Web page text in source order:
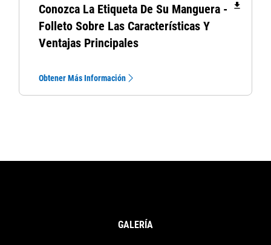
Conozca La Etiqueta De Su Manguera -
Folleto Sobre Las Características Y
Ventajas Principales
file_download
Obtener Más Información
GALERÍA